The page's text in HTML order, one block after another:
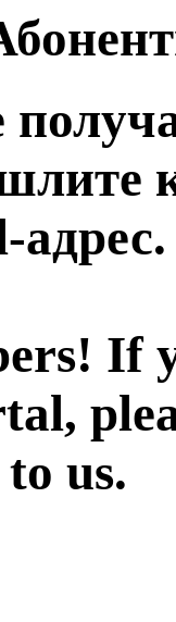
адрес.
If
us.